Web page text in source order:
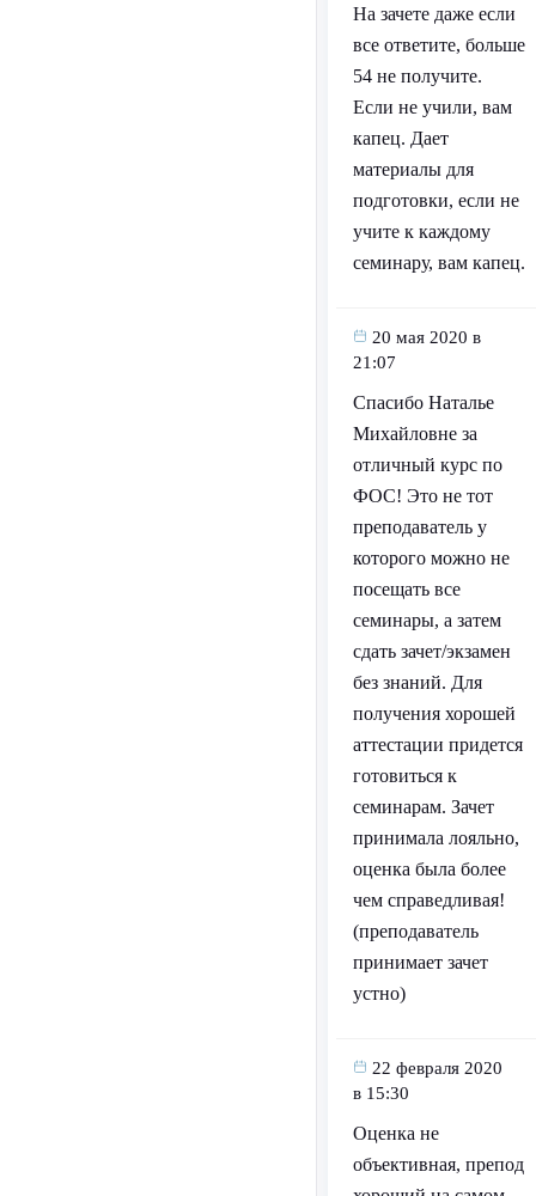
На зачете даже если
все ответите, больше
54 не получите.
Если не учили, вам
капец. Дает
материалы для
подготовки, если не
учите к каждому
семинару, вам капец.
20 мая 2020 в
21:07
Спасибо Наталье
Михайловне за
отличный курс по
ФОС! Это не тот
преподаватель у
которого можно не
посещать все
семинары, а затем
сдать зачет/экзамен
без знаний. Для
получения хорошей
аттестации придется
готовиться к
семинарам. Зачет
принимала лояльно,
оценка была более
чем справедливая!
(преподаватель
принимает зачет
устно)
22 февраля 2020
в 15:30
Оценка не
объективная, препод